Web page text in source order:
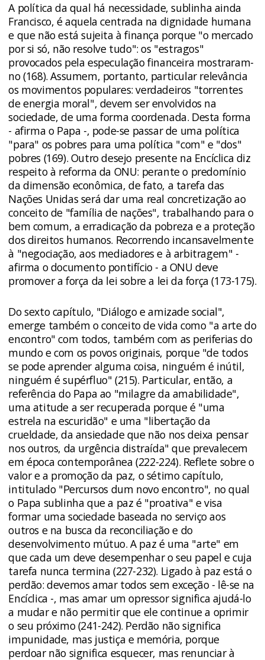
A política da qual há necessidade, sublinha ainda
Francisco, é aquela centrada na dignidade humana
e que não está sujeita à finança porque "o mercado
por si só, não resolve tudo": os "estragos"
provocados pela especulação financeira mostraram-
no (168). Assumem, portanto, particular relevância
os movimentos populares: verdadeiros "torrentes
de energia moral", devem ser envolvidos na
sociedade, de uma forma coordenada. Desta forma
- afirma o Papa -, pode-se passar de uma política
"para" os pobres para uma política "com" e "dos"
pobres (169). Outro desejo presente na Encíclica diz
respeito à reforma da ONU: perante o predomínio
da dimensão econômica, de fato, a tarefa das
Nações Unidas será dar uma real concretização ao
conceito de "família de nações", trabalhando para o
bem comum, a erradicação da pobreza e a proteção
dos direitos humanos. Recorrendo incansavelmente
à "negociação, aos mediadores e à arbitragem" -
afirma o documento pontifício - a ONU deve
promover a força da lei sobre a lei da força (173-175).
Do sexto capítulo, "Diálogo e amizade social",
emerge também o conceito de vida como "a arte do
encontro" com todos, também com as periferias do
mundo e com os povos originais, porque "de todos
se pode aprender alguma coisa, nin­guém é inútil,
ninguém é supérfluo" (215). Particular, então, a
referência do Papa ao "milagre da amabilidade",
uma atitude a ser recuperada porque é "uma
estrela na escuridão" e uma "libertação da
crueldade, da ansiedade que não nos deixa pensar
nos outros, da urgência distraída" que prevalecem
em época contemporânea (222-224). Reflete sobre o
valor e a promoção da paz, o sétimo capítulo,
intitulado "Percursos dum novo encontro", no qual
o Papa sublinha que a paz é "proativa" e visa
formar uma sociedade baseada no serviço aos
outros e na busca da reconciliação e do
desenvolvimento mútuo. A paz é uma "arte" em
que cada um deve desempenhar o seu papel e cuja
tarefa nunca termina (227-232). Ligado à paz está o
perdão: devemos amar todos sem exceção - lê-se na
Encíclica -, mas amar um opressor significa ajudá-lo
a mudar e não permitir que ele continue a oprimir
o seu próximo (241-242). Perdão não significa
impunidade, mas justiça e memória, porque
perdoar não significa esquecer, mas renunciar à